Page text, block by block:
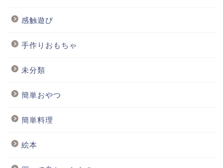
感触遊び
手作りおもちゃ
未分類
簡単おやつ
簡単料理
絵本